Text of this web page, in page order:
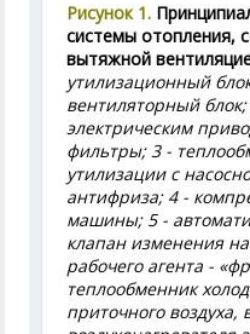
Рисунок 1.
системы отопления,
вытяжной
утилизационный
вентиляторный
электрическим
фильтры; 3 -
утилизации с
антифриза; 4 -
машины; 5 -
клапан изменения
рабочего агента -
теплообменник
приточного